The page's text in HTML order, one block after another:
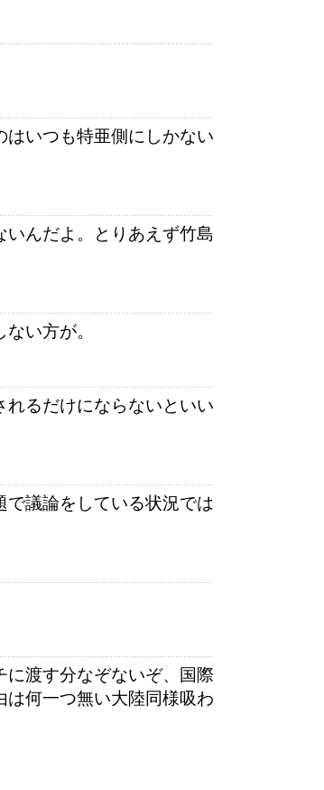
はいつも特亜側にしかない
んだよ。とりあえず竹島
い方が。
るだけにならないといい
議論をしている状況では
渡す分なぞないぞ、国際
何一つ無い大陸同様吸わ